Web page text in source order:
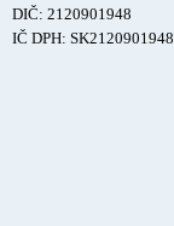
DIČ: 2120901948
IČ DPH: SK2120901948